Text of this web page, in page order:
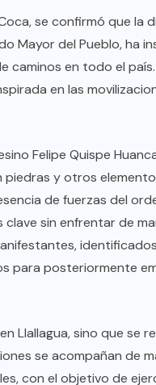
se confirmó que la
Mayor del Pueblo, ha
caminos en todo el
en las
Felipe Quispe
y otros
de fuerzas del
sin enfrentar de
para posteriormente
Llallagua, sino que se
se acompañan de
con el objetivo de